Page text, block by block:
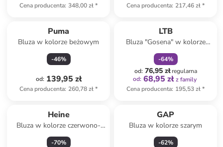
Cena producenta: 348,00 zł* Cena producenta: 217,46 zł*
Puma
Bluza w kolorze beżowym
-46%
od: 139,95 zł
Cena producenta: 260,78 zł*
LTB
Bluza "Gosena" w kolorze
szarym
-64%
od: 76,95 złregularna
od: 68,95 zł z family
Cena producenta: 195,53 zł*
Heine
Bluza w kolorze czerwono-
fioletowo-jasnoróżowym
-70%
GAP
Bluza w kolorze szarym
-62%